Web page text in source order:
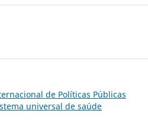
de Políticas Públicas
universal de saúde